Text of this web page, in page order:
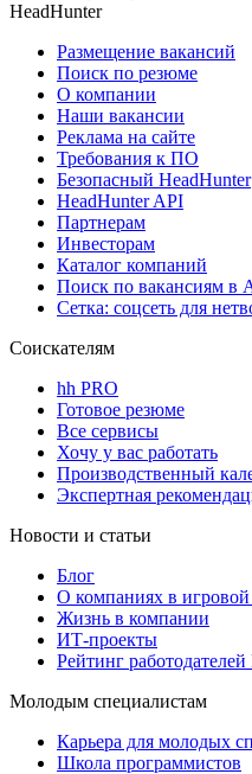
HeadHunter
Размещение вакансий
Поиск по резюме
О компании
Наши вакансии
Реклама на сайте
Требования к ПО
Безопасный HeadHunter
HeadHunter API
Партнерам
Инвесторам
Каталог компаний
Поиск по вакансиям в
Сетка: соцсеть для
Соискателям
hh PRO
Готовое резюме
Все сервисы
Хочу у вас работать
Производственный
Экспертная
Новости и статьи
Блог
О компаниях в
Жизнь в компании
ИТ-проекты
Рейтинг работодателей
Молодым специалистам
Карьера для молодых
Школа программистов